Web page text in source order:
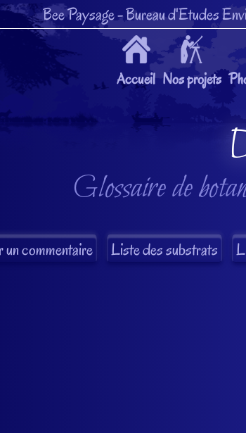
Bee Paysage- Bureau d'Etudes
Accueil Nos projets
Glossaire de
Liste des substrats